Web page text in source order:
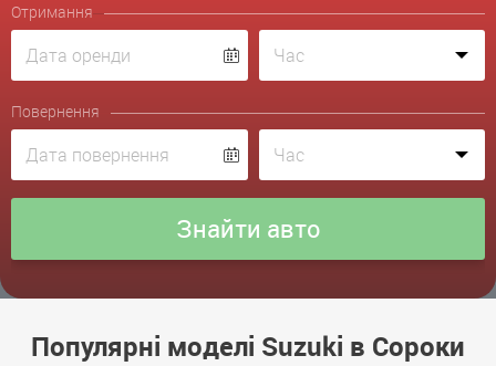
Отримання
Повернення
Популярні моделі Suzuki в Сороки